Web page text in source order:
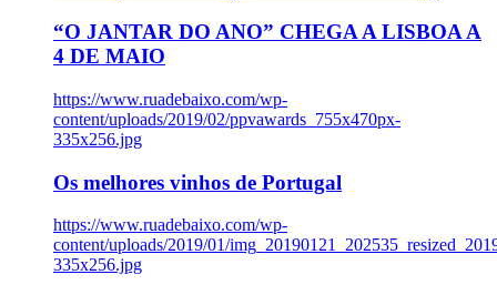
“O JANTAR DO ANO” CHEGA A LISBOA A
4 DE MAIO
https://www.ruadebaixo.com/wp-
content/uploads/2019/02/ppvawards_755x470px-
335x256.jpg
Os melhores vinhos de Portugal
https://www.ruadebaixo.com/wp-
content/uploads/2019/01/
335x256.jpg